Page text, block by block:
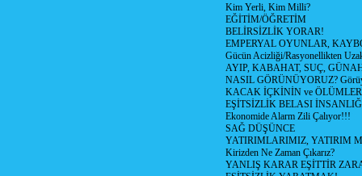
Kim Yerli, Kim Milli?
EĞİTİM/ÖĞRETİM
BELİRSİZLİK YORAR!
EMPERYAL OYUNLAR,
Gücün Acizliği/Rasyonellikten
AYIP, KABAHAT, SUÇ,
NASIL GÖRÜNÜYORUZ?
KACAK İÇKİNİN ve
EŞİTSİZLİK BELASI
Ekonomide Alarm Zili Çalıyor!!!
SAĞ DÜŞÜNCE
YATIRIMLARIMIZ, YATIRIM
Kirizden Ne Zaman Çıkarız?
YANLIŞ KARAR EŞİTTİR